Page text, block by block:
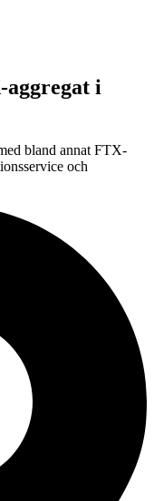
aggregat i
bland annat FTX-
och